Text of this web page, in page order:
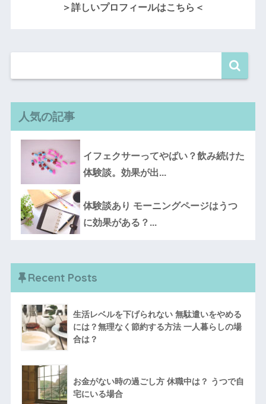
＞詳しいプロフィールはこちら＜
人気の記事
イフェクサーってやばい？飲み続けた
体験談。効果が出...
体験談あり モーニングページはうつ
に効果がある？...
Recent Posts
生活レベルを下げられない 無駄遣いをやめる
には？無理なく節約する方法 一人暮らしの場
合は？
お金がない時の過ごし方 休職中は？ うつで自
宅にいる場合